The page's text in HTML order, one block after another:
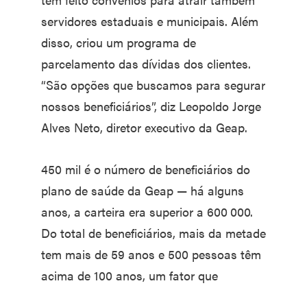
servidores estaduais e municipais. Além
disso, criou um programa de
parcelamento das dívidas dos clientes.
“São opções que buscamos para segurar
nossos beneficiários”, diz Leopoldo Jorge
Alves Neto, diretor executivo da Geap.
450 mil é o número de beneficiários do
plano de saúde da Geap — há alguns
anos, a carteira era superior a 600 000.
Do total de beneficiários, mais da metade
tem mais de 59 anos e 500 pessoas têm
acima de 100 anos, um fator que